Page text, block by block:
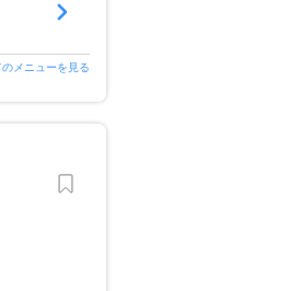
のメニューを見る